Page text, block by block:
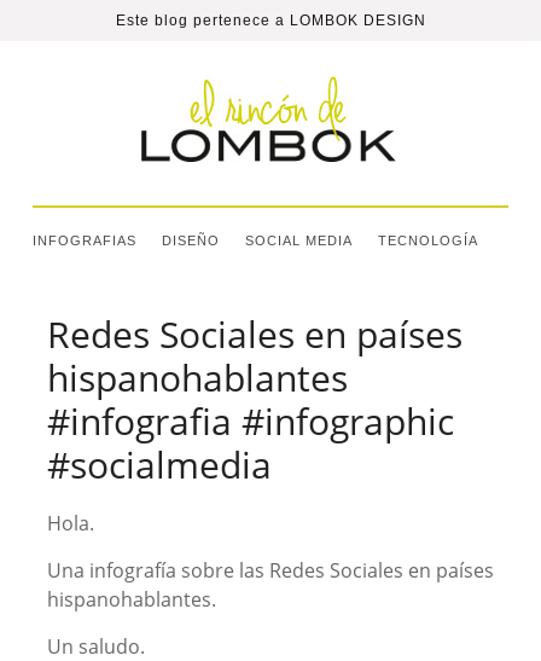
Este blog pertenece a LOMBOK DESIGN
INFOGRAFIAS DISEÑO SOCIAL MEDIA TECNOLOGÍA
Redes Sociales en países
hispanohablantes
#infografia #infographic
#socialmedia
Hola.
Una infografía sobre las Redes Sociales en países
hispanohablantes.
Un saludo.